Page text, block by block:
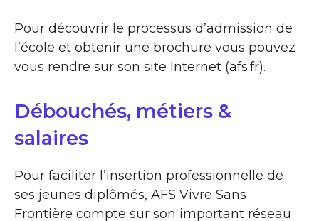
Pour découvrir le processus d’admission de
l’école et obtenir une brochure vous pouvez
vous rendre sur son site Internet (afs.fr).
Débouchés, métiers &
salaires
Pour faciliter l’insertion professionnelle de
ses jeunes diplômés, AFS Vivre Sans
Frontière compte sur son important réseau